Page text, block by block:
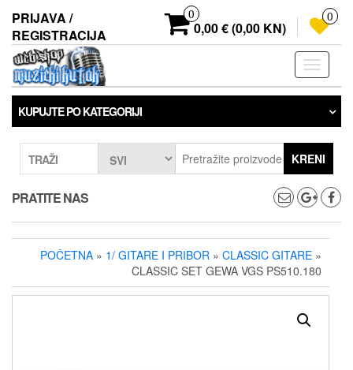
sadržaj
PRIJAVA /
REGISTRACIJA
0
0,00 € (0,00 KN)
0
KUPUJTE PO KATEGORIJI
TRAŽI KRENI
PRATITE NAS
POČETNA » 1/ GITARE I PRIBOR » CLASSIC GITARE »
CLASSIC SET GEWA VGS PS510.180